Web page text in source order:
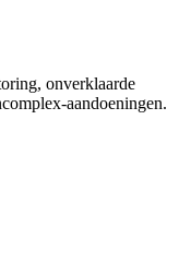
onverklaarde
aandoeningen.